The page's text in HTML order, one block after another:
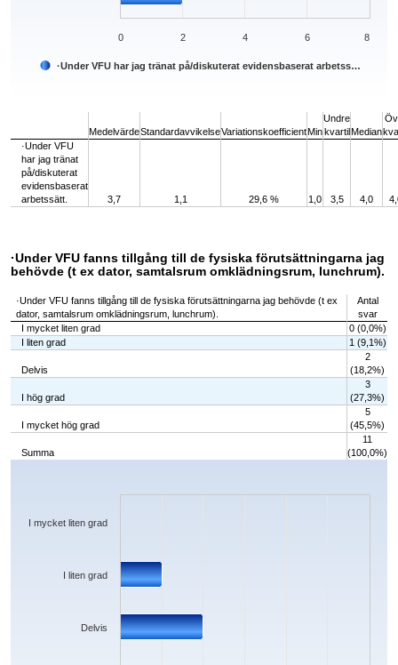
·Under VFU har jag tränat på/diskuterat evidensbaserat arbetss…
0 2 4 6 8
MedelvärdeStandardavvikelseVariationskoefficientMin
Undre
kvartilMedian
·Under VFU
har jag tränat
på/diskuterat
evidensbaserat
arbetssätt.
3,7 1,1 29,6 % 1,0 3,5 4,0
·Under VFU fanns tillgång till de fysiska förutsättningarna jag
behövde (t ex dator, samtalsrum omklädningsrum, lunchrum).
·Under VFU fanns tillgång till de fysiska förutsättningarna jag behövde (t ex
dator, samtalsrum omklädningsrum, lunchrum).
Antal
svar
I mycket liten grad
0 (0,0%)
I liten grad
1 (9,1%)
Delvis
2
(18,2%)
I hög grad
3
(27,3%)
I mycket hög grad
5
(45,5%)
Summa
11
(100,0%)
Chart
The chart has 1 X axis displaying categories.
Delvis
I liten grad
I mycket liten grad